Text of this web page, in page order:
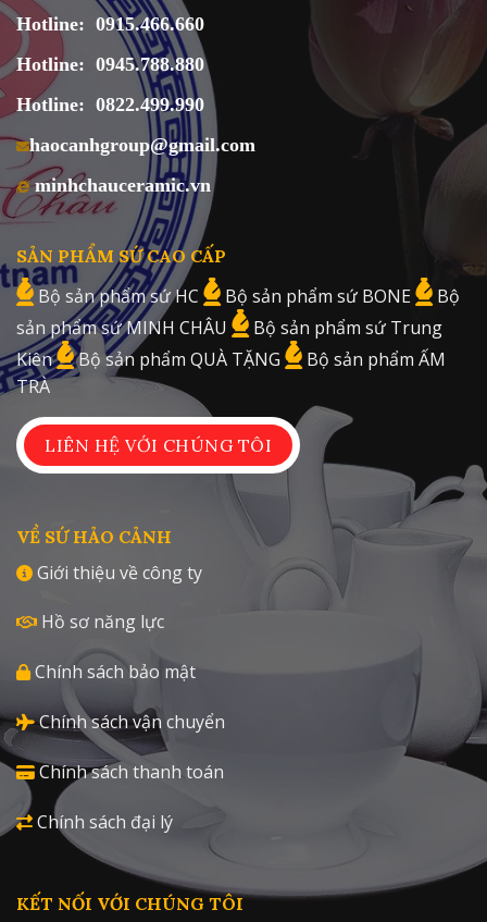
Hotline: 0915.466.660
Hotline: 0945.788.880
Hotline: 0822.499.990
haocanhgroup@gmail.com
minhchauceramic.vn
SẢN PHẨM SỨ CAO CẤP
Bộ sản phẩm sứ HC Bộ sản phẩm sứ BONE
Bộ
sản phẩm sứ MINH CHÂU
Bộ sản phẩm sứ Trung
Kiên
Bộ sản phẩm QUÀ TẶNG
Bộ sản phẩm ẤM
TRÀ
LIÊN HỆ VỚI CHÚNG TÔI
VỀ SỨ HẢO CẢNH
Giới thiệu về công ty
Hồ sơ năng lực
Chính sách bảo mật
Chính sách vận chuyển
Chính sách thanh toán
Chính sách đại lý
KẾT NỐI VỚI CHÚNG TÔI